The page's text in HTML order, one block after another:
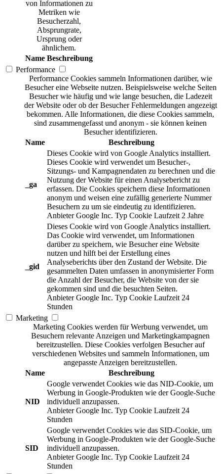
von Informationen zu
Metriken wie
Besucherzahl,
Absprungrate,
Ursprung oder
ähnlichem.
Name Beschreibung
Performance
Performance Cookies sammeln Informationen darüber, wie
Besucher eine Webseite nutzen. Beispielsweise welche Seiten
Besucher wie häufig und wie lange besuchen, die Ladezeit
der Website oder ob der Besucher Fehlermeldungen angezeigt
bekommen. Alle Informationen, die diese Cookies sammeln,
sind zusammengefasst und anonym - sie können keinen
Besucher identifizieren.
Name
Beschreibung
_ga
Dieses Cookie wird von Google Analytics installiert.
Dieses Cookie wird verwendet um Besucher-,
Sitzungs- und Kampagnendaten zu berechnen und die
Nutzung der Website für einen Analysebericht zu
erfassen. Die Cookies speichern diese Informationen
anonym und weisen eine zufällig generierte Nummer
Besuchern zu um sie eindeutig zu identifizieren.
Anbieter Google Inc. Typ Cookie Laufzeit 2 Jahre
_gid
Dieses Cookie wird von Google Analytics installiert.
Das Cookie wird verwendet, um Informationen
darüber zu speichern, wie Besucher eine Website
nutzen und hilft bei der Erstellung eines
Analyseberichts über den Zustand der Website. Die
gesammelten Daten umfassen in anonymisierter Form
die Anzahl der Besucher, die Website von der sie
gekommen sind und die besuchten Seiten.
Anbieter Google Inc. Typ Cookie Laufzeit 24
Stunden
Marketing
Marketing Cookies werden für Werbung verwendet, um
Besuchern relevante Anzeigen und Marketingkampagnen
bereitzustellen. Diese Cookies verfolgen Besucher auf
verschiedenen Websites und sammeln Informationen, um
angepasste Anzeigen bereitzustellen.
Name
Beschreibung
NID
Google verwendet Cookies wie das NID-Cookie, um
Werbung in Google-Produkten wie der Google-Suche
individuell anzupassen.
Anbieter Google Inc. Typ Cookie Laufzeit 24
Stunden
SID
Google verwendet Cookies wie das SID-Cookie, um
Werbung in Google-Produkten wie der Google-Suche
individuell anzupassen.
Anbieter Google Inc. Typ Cookie Laufzeit 24
Stunden